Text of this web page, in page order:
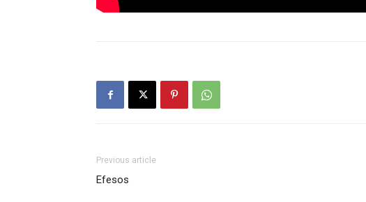
Previous article
Efesos